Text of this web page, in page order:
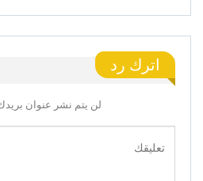
اترك رد
لن يتم نشر عنوان بريدك